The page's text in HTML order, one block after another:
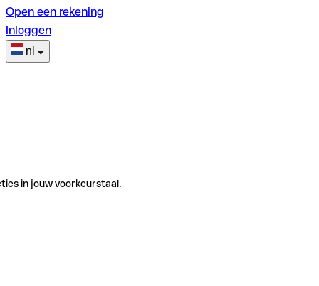
Open een rekening
Inloggen
nl
in jouw voorkeurstaal.